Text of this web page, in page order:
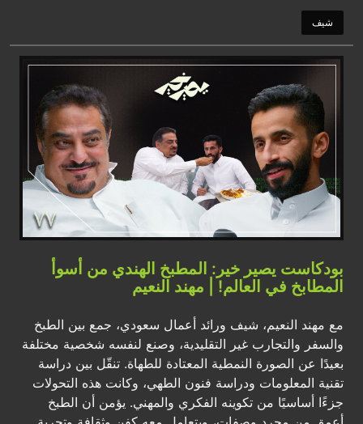
شيف
بودكاست يصير خير: المطبخ الهندي من أسوأ
المطابخ في العالم! | مهند النعيم
مع مهند النعيم، شيف ورائد أعمال سعودي، جمع بين الطبخ
والسفر والتجارب غير التقليدية، وصنع لنفسه شخصية مختلفة
بعيدًا عن الصورة النمطية المعتادة للطهاة. تنقّل بين دراسة
تقنية المعلومات ودراسة فنون الطهي، وكانت هذه التحولات
جزءًا أساسيًا من تكوينه الفكري والمهني. يؤمن أن الطبخ